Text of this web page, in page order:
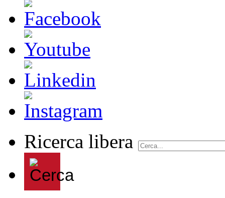
Ricerca libera